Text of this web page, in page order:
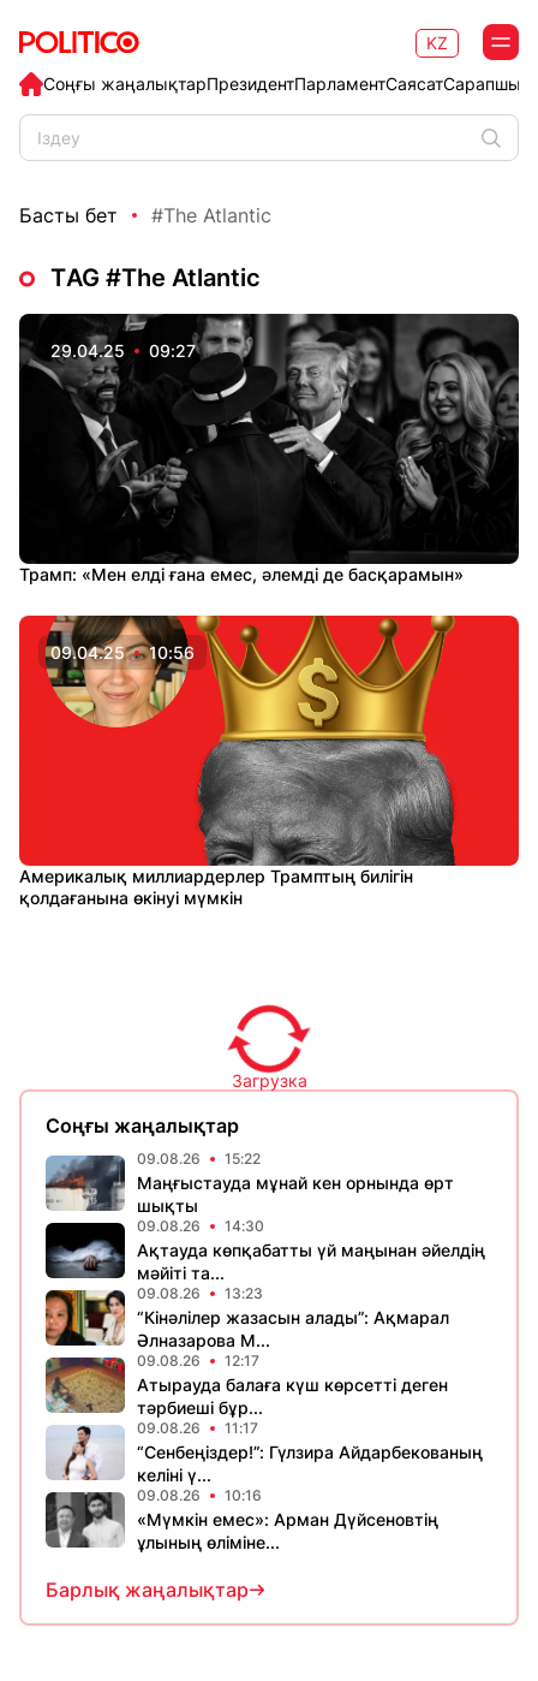
Соңғы жаңалықтарПрезидентПарламентСаясат
KZ
Басты бет #The Atlantic
ТAG #The Atlantic
29.04.25 09:27
Трамп: «Мен елді ғана емес, әлемді де басқарамын»
09.04.25 10:56
Америкалық миллиардерлер Трамптың билігін
қолдағанына өкінуі мүмкін
Загрузка
Соңғы жаңалықтар
09.08.26 15:22
Маңғыстауда мұнай кен орнында өрт
шықты
09.08.26 14:30
Ақтауда көпқабатты үй маңынан әйелдің
мәйіті та...
09.08.26 13:23
“Кінәлілер жазасын алады”: Ақмарал
Әлназарова М...
09.08.26 12:17
Атырауда балаға күш көрсетті деген
тәрбиеші бұр...
09.08.26 11:17
“Сенбеңіздер!”: Гүлзира Айдарбекованың
келіні ү...
09.08.26 10:16
«Мүмкін емес»: Арман Дүйсеновтің
ұлының өліміне...
Барлық жаңалықтар